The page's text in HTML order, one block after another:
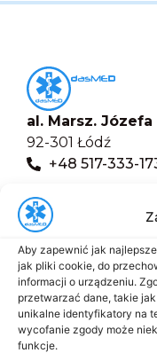
Aby zapewnić jak
jak pliki cookie, do
informacji o urządzeniu.
przetwarzać dane, takie
unikalne identyfikatory na
wycofanie zgody może
funkcje.
al. Marsz.
92-301 Łódź
+48 517-333-
Menu
Start
O nas
Oferta
Cennik